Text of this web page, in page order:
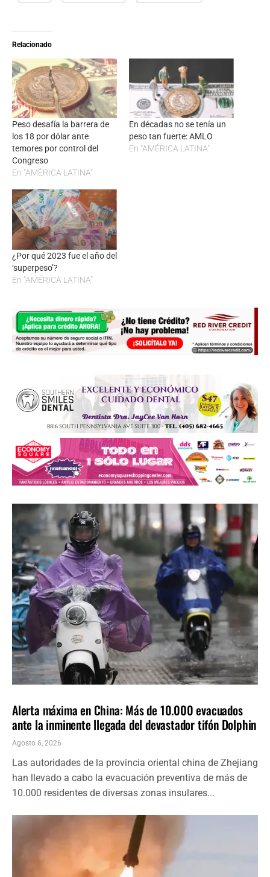
Relacionado
Peso desafía la barrera de
los 18 por dólar ante
temores por control del
Congreso
En "AMÉRICA LATINA"
En décadas no se tenía un
peso tan fuerte: AMLO
En "AMÉRICA LATINA"
¿Por qué 2023 fue el año del
‘superpeso’?
En "AMÉRICA LATINA"
Alerta máxima en China: Más de 10.000 evacuados
ante la inminente llegada del devastador tifón Dolphin
Agosto 6, 2026
Las autoridades de la provincia oriental china de Zhejiang
han llevado a cabo la evacuación preventiva de más de
10.000 residentes de diversas zonas insulares...